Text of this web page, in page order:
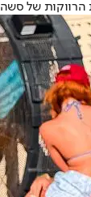
הרווקות של סשה